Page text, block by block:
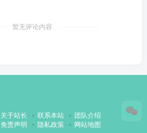
暂无评论内容
关于站长 联系本站
团队介绍
免责声明 隐私政策 网站地图